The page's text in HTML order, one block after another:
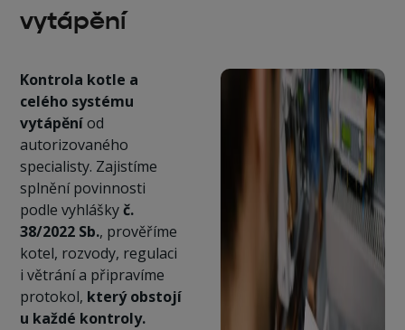
vytápění
Kontrola kotle a
celého systému
vytápěníod
autorizovaného
specialisty. Zajistíme
splnění povinnosti
podle vyhláškyč.
38/2022 Sb., prověříme
kotel, rozvody, regulaci
i větrání a připravíme
protokol, který obstojí
u každé kontroly.